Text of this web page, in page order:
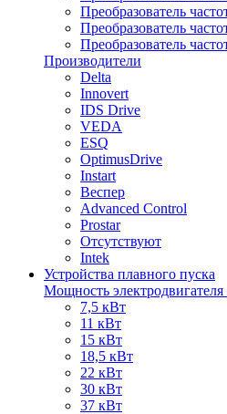
Преобразователь
Преобразователь
Преобразователь
Производители
Delta
Innovert
IDS Drive
VEDA
ESQ
OptimusDrive
Instart
Веспер
Advanced Control
Prostar
Отсутствуют
Intek
Устройства плавного пуска
Мощность
7,5 кВт
11 кВт
15 кВт
18,5 кВт
22 кВт
30 кВт
37 кВт